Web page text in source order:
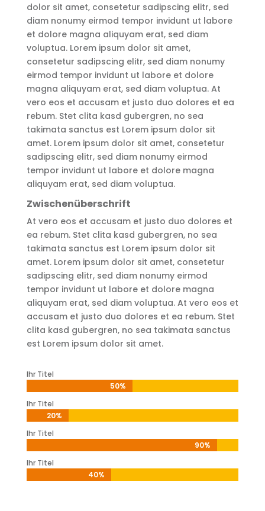
dolor sit amet, consetetur sadipscing elitr, sed
diam nonumy eirmod tempor invidunt ut labore
et dolore magna aliquyam erat, sed diam
voluptua. Lorem ipsum dolor sit amet,
consetetur sadipscing elitr, sed diam nonumy
eirmod tempor invidunt ut labore et dolore
magna aliquyam erat, sed diam voluptua. At
vero eos et accusam et justo duo dolores et ea
rebum. Stet clita kasd gubergren, no sea
takimata sanctus est Lorem ipsum dolor sit
amet. Lorem ipsum dolor sit amet, consetetur
sadipscing elitr, sed diam nonumy eirmod
tempor invidunt ut labore et dolore magna
aliquyam erat, sed diam voluptua.
Zwischenüberschrift
At vero eos et accusam et justo duo dolores et
ea rebum. Stet clita kasd gubergren, no sea
takimata sanctus est Lorem ipsum dolor sit
amet. Lorem ipsum dolor sit amet, consetetur
sadipscing elitr, sed diam nonumy eirmod
tempor invidunt ut labore et dolore magna
aliquyam erat, sed diam voluptua. At vero eos et
accusam et justo duo dolores et ea rebum. Stet
clita kasd gubergren, no sea takimata sanctus
est Lorem ipsum dolor sit amet.
Ihr Titel
50%
50%
Ihr Titel
20%
20%
Ihr Titel
90%
90%
Ihr Titel
40%
40%